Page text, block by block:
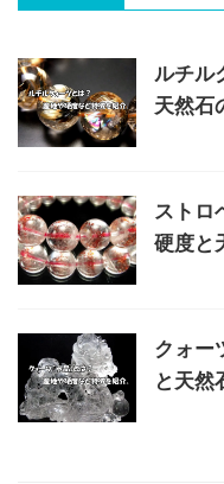
ルチル
天然石
ストロ
硬度と
クォー
と天然